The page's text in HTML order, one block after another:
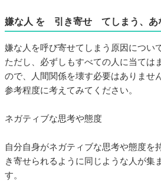
嫌な人 を 引き寄せ てしまう、あ
嫌な人を呼び寄せてしまう原因につい
ただし、必ずしもすべての人に当ては
ので、人間関係を壊す必要はありません
参考程度に考えてみてください。
ネガティブな思考や態度
自分自身がネガティブな思考や態度を
き寄せられるように同じような人が集
す。